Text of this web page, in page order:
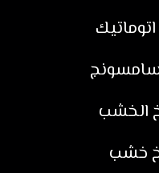
الخشب
خشب